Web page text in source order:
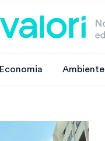
Economia Ambiente